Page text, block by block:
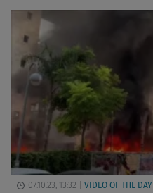
07.10.23, 13:32 VIDEO OF THE DAY